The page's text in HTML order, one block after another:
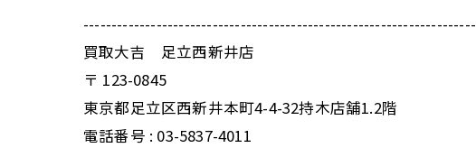
----------------------------------------------------------------------
買取大吉 足立西新井店
〒 123-0845
東京都足立区西新井本町4-4-32持木店舗1.2階
電話番号 : 03-5837-4011